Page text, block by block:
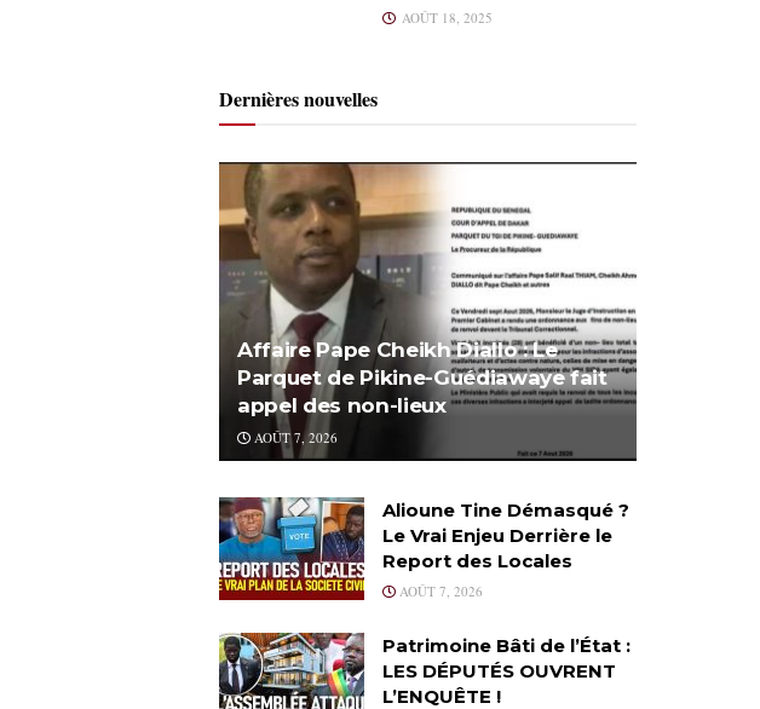
AOÛT 18, 2025
Dernières nouvelles
Affaire Pape Cheikh Diallo : Le
Parquet de Pikine-Guédiawaye fait
appel des non-lieux
AOÛT 7, 2026
Alioune Tine Démasqué ?
Le Vrai Enjeu Derrière le
Report des Locales
AOÛT 7, 2026
Patrimoine Bâti de l’État :
LES DÉPUTÉS OUVRENT
L’ENQUÊTE !